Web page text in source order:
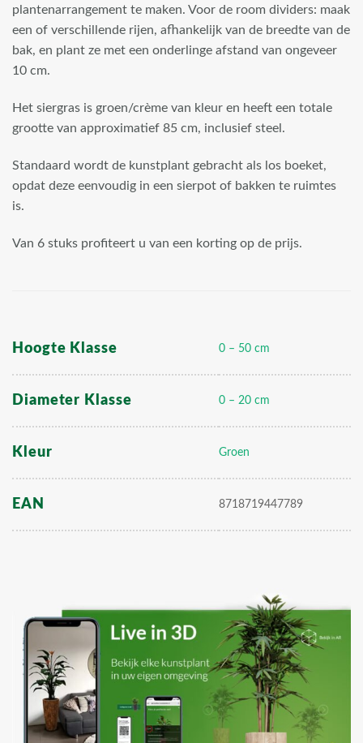
plantenarrangement te maken. Voor de room dividers: maak
een of verschillende rijen, afhankelijk van de breedte van de
bak, en plant ze met een onderlinge afstand van ongeveer
10 cm.
Het siergras is groen/crème van kleur en heeft een totale
grootte van approximatief 85 cm, inclusief steel.
Standaard wordt de kunstplant gebracht als los boeket,
opdat deze eenvoudig in een sierpot of bakken te ruimtes
is.
Van 6 stuks profiteert u van een korting op de prijs.
Hoogte Klasse 0 – 50 cm
Diameter Klasse 0 – 20 cm
Kleur Groen
EAN 8718719447789